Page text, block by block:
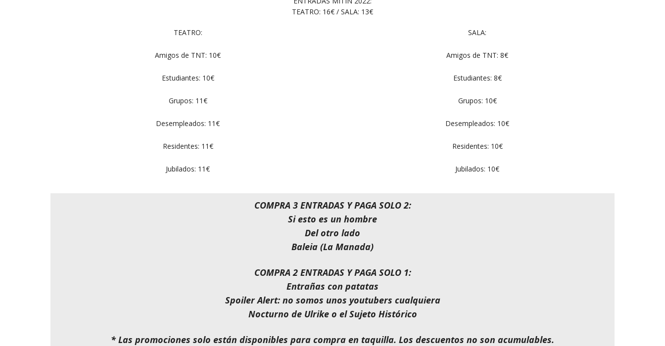
TEATRO: 16€ / SALA: 13€
TEATRO:
Amigos de TNT: 10€
Estudiantes: 10€
Grupos: 11€
Desempleados: 11€
Residentes: 11€
Jubilados: 11€
SALA:
Amigos de TNT: 8€
Estudiantes: 8€
Grupos: 10€
Desempleados: 10€
Residentes: 10€
Jubilados: 10€
COMPRA 3 ENTRADAS Y PAGA SOLO 2:
Si esto es un hombre
Del otro lado
Baleia (La Manada)
COMPRA 2 ENTRADAS Y PAGA SOLO 1:
Entrañas con patatas
Spoiler Alert: no somos unos youtubers cualquiera
Nocturno de Ulrike o el Sujeto Histórico
* Las promociones solo están disponibles para compra en taquilla. Los descuentos no son acumulables.